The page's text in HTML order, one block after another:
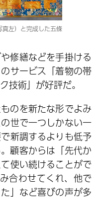
左）と完成した五條
修繕などを手掛ける
サービス「着物の帯
技術」が好評だ。
のを新たな形でよみ
世で一つしかない一
新調するよりも低予
顧客からは「先代か
使い続けることがで
合わせてくれ、他で
」など喜びの声が多